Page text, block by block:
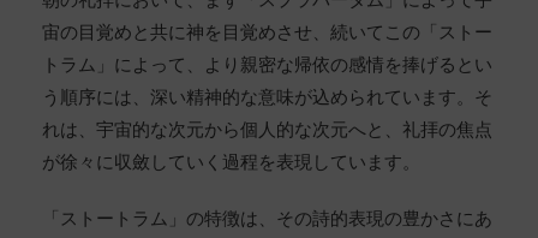
宙の目覚めと共に神を目覚めさせ、続いてこの「ストー
トラム」によって、より親密な帰依の感情を捧げるとい
う順序には、深い精神的な意味が込められています。そ
れは、宇宙的な次元から個人的な次元へと、礼拝の焦点
が徐々に収斂していく過程を表現しています。
「ストートラム」の特徴は、その詩的表現の豊かさにあ